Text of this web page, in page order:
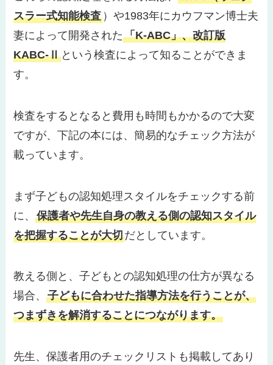
スラー式知能検査 ）や1983年にカウフマン博士夫
妻によって開発された「K-ABC」、改訂版
KABC-Ⅱ という検査によって知ることができま
す。
検査をするとなると費用も時間もかかるので大変
ですが、下記の本には、簡易的なチェック方法が
載っています。
まず子どもの認知処理スタイルをチェックする前
に、保護者や先生自身の教える側の認知スタイル
を把握することが大切だとしています。
教える側と、子どもとの認知処理の仕方が異なる
場合、子どもに合わせた指導方法を行うことが、
つまずきを解消することにつながります。
先生、保護者用のチェックリストも掲載してあり